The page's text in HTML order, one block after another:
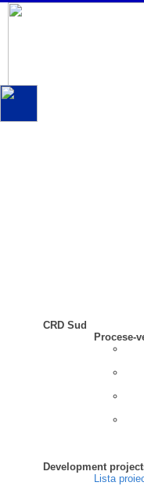
CRD Sud
Procese-
Development
Lista